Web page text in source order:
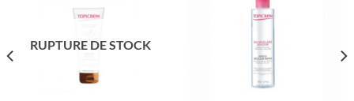
RUPTURE DE STOCK